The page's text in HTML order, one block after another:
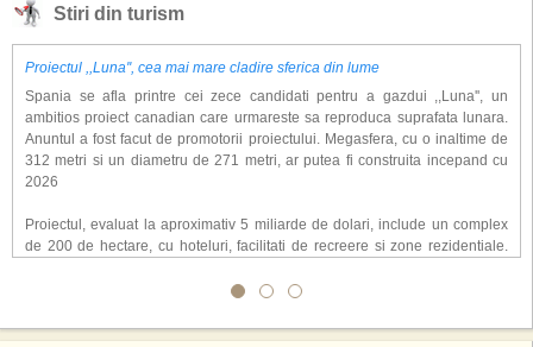
Stiri din turism
Proiectul ,,Luna'', cea mai mare cladire sferica din lume
Spania se afla printre cei zece candidati pentru a gazdui ,,Luna'', un
ambitios proiect canadian care urmareste sa reproduca suprafata lunara.
Anuntul a fost facut de promotorii proiectului. Megasfera, cu o inaltime de
312 metri si un diametru de 271 metri, ar putea fi construita incepand cu
2026
Proiectul, evaluat la aproximativ 5 miliarde de dolari, include un complex
de 200 de hectare, cu hoteluri, facilitati de recreere si zone rezidentiale.
atragerea a pana la 10 milioane de turisti anual. �Luna� ar putea deveni
exclusiv simularea suprafetei lunare.